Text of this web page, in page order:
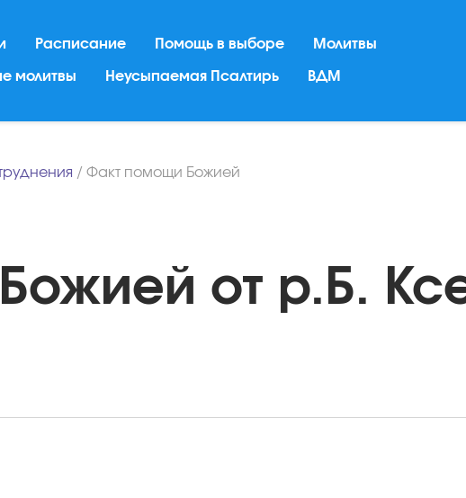
Расписание Помощь в выборе Молитвы
молитвы Неусыпаемая Псалтирь ВДМ
/ Факт помощи Божией
от р.Б.